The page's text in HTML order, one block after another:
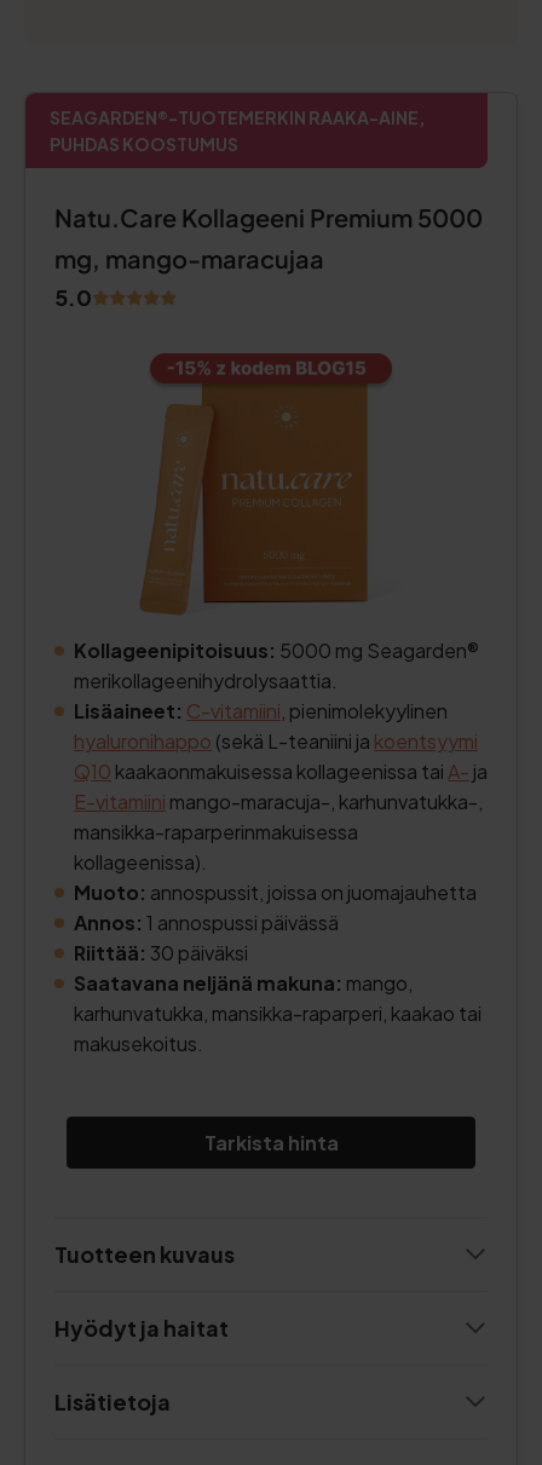
SEAGARDEN®-TUOTEMERKIN RAAKA-AINE,
PUHDAS KOOSTUMUS
Natu.Care Kollageeni Premium 5000
mg, mango-maracujaa
5.0
Kollageenipitoisuus: 5000 mg Seagarden®
merikollageenihydrolysaattia.
Lisäaineet: C-vitamiini , pienimolekyylinen
hyaluronihappo (sekä L-teaniini ja koentsyymi
Q10 kaakaonmakuisessa kollageenissa tai A- ja
E-vitamiini mango-maracuja-, karhunvatukka-,
mansikka-raparperinmakuisessa
kollageenissa).
Muoto: annospussit, joissa on juomajauhetta
Annos: 1 annospussi päivässä
Riittää: 30 päiväksi
Saatavana neljänä makuna: mango,
karhunvatukka, mansikka-raparperi, kaakao tai
makusekoitus.
Tarkista hinta
Tuotteen kuvaus
Hyödyt ja haitat
Lisätietoja